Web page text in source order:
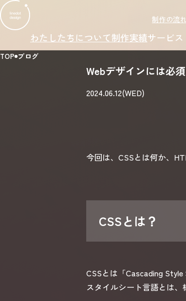
制作の流れ
わたしたちについて制作実績サービ
TOP ブログ
Webデザインには必
2024.06.12(WED)
今回は、CSSとは何か、
CSSとは？
CSSとは「Cascading
スタイルシート言語とは、